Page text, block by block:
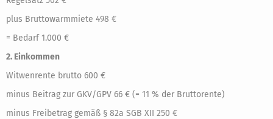
plus Bruttowarmmiete 498 €
= Bedarf 1.000 €
2. Einkommen
Witwenrente brutto 600 €
minus Beitrag zur GKV/GPV 66 € (= 11 % der Bruttorente)
minus Freibetrag gemäß § 82a SGB XII 250 €